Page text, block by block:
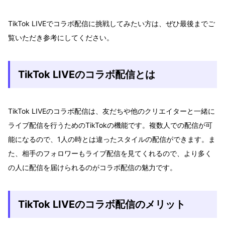
TikTok LIVEでコラボ配信に挑戦してみたい方は、ぜひ最後までご
覧いただき参考にしてください。
TikTok LIVEのコラボ配信とは
TikTok LIVEのコラボ配信は、友だちや他のクリエイターと一緒に
ライブ配信を行うためのTikTokの機能です。複数人での配信が可
能になるので、1人の時とは違ったスタイルの配信ができます。ま
た、相手のフォロワーもライブ配信を見てくれるので、より多く
の人に配信を届けられるのがコラボ配信の魅力です。
TikTok LIVEのコラボ配信のメリット